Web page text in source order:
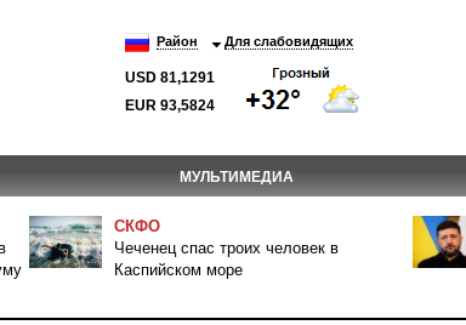
Район Для слабовидящих
USD 81,1291
EUR 93,5824
МУЛЬТИМЕДИА
СКФО
Чеченец спас троих человек в
Каспийском море